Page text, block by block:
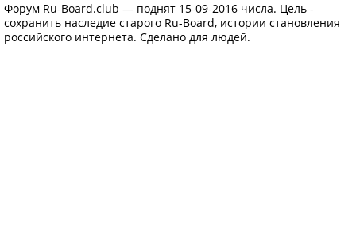
Форум Ru-Board.club — поднят 15-09-2016 числа. Цель -
сохранить наследие старого Ru-Board, истории становления
российского интернета. Сделано для людей.